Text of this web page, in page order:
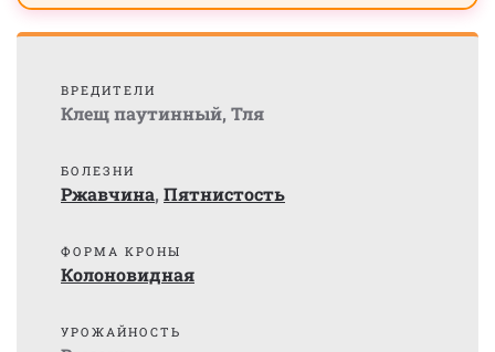
ВРЕДИТЕЛИ
Клещ паутинный, Тля
БОЛЕЗНИ
Ржавчина, Пятнистость
ФОРМА КРОНЫ
Колоновидная
УРОЖАЙНОСТЬ